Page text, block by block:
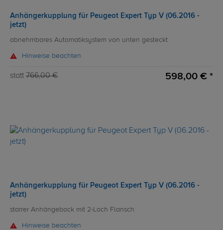
Anhängerkupplung für Peugeot Expert Typ V (06.2016 -
jetzt)
abnehmbares Automatiksystem von unten gesteckt
Hinweise beachten
statt 766,00 € 598,00 € *
Anhängerkupplung für Peugeot Expert Typ V (06.2016 -
jetzt)
starrer Anhängebock mit 2-Loch Flansch
Hinweise beachten